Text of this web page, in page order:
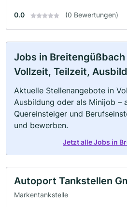
0.0 (0 Bewertungen)
Jobs in
Vollzeit, Teilzeit,
Aktuelle Stellenangebote in
Ausbildung oder als Minijob –
Quereinsteiger und
und bewerben.
Jetzt alle Jobs in
Autoport Tankstellen
Markentankstelle